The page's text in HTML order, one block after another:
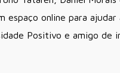
espaço online para
Positivo e amigo de